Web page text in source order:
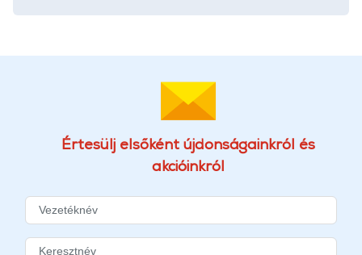
Értesülj elsőként újdonságainkról és
akcióinkról